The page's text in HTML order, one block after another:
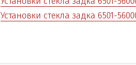
Установки стекла задка 6501-